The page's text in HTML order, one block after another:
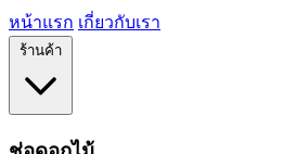
หน้าแรก เกี่ยวกับเรา
ร้านค้า